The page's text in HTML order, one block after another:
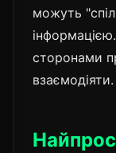
можуть
сторонами
взаємодіяти.